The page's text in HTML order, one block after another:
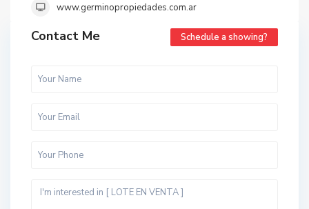
www.germinopropiedades.com.ar
Contact Me Schedule a showing?